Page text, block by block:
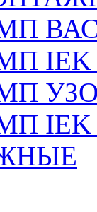
ВАС
IEK
IEK